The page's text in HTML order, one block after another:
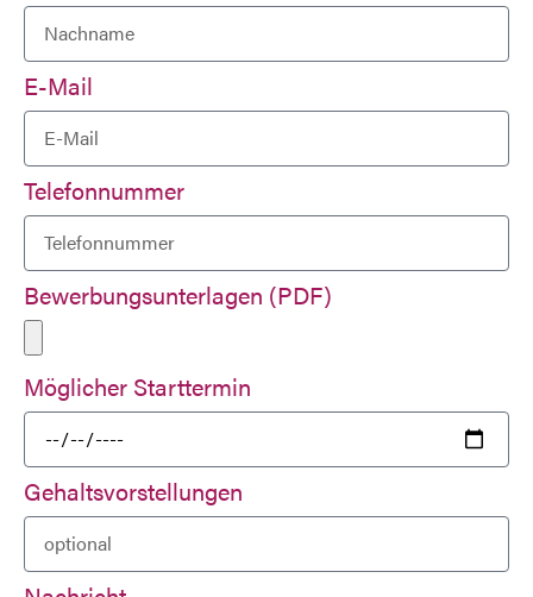
E-Mail
Telefonnummer
Bewerbungsunterlagen (PDF)
Möglicher Starttermin
Gehaltsvorstellungen